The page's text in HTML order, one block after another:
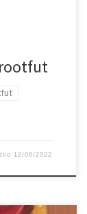
12/06/2022